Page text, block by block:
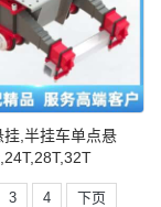
挂,半挂车单点悬
3 4 下页